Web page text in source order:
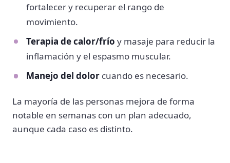
fortalecer y recuperar el rango de
movimiento.
Terapia de calor/frío y masaje para reducir la
inflamación y el espasmo muscular.
Manejo del dolor cuando es necesario.
La mayoría de las personas mejora de forma
notable en semanas con un plan adecuado,
aunque cada caso es distinto.